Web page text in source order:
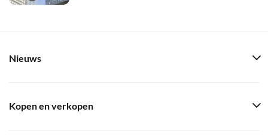
Nieuws
Kopen en verkopen